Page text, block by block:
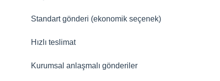
Standart gönderi (ekonomik seçenek)
Hızlı teslimat
Kurumsal anlaşmalı gönderiler